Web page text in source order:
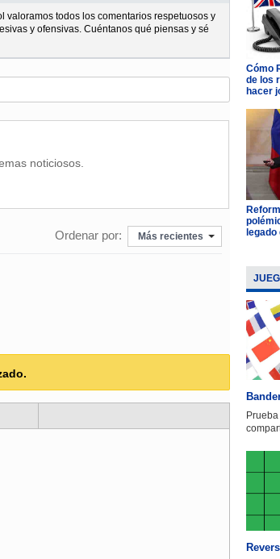
valoramos todos los comentarios respetuosos y
y ofensivas. Cuéntanos qué piensas y sé
noticiosos.
Ordenar por: Más recientes
Cómo
de los
hacer
legado